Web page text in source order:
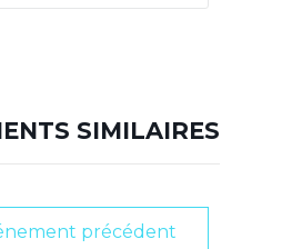
SIMILAIRES
précédent